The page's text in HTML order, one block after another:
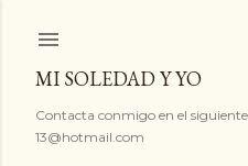
MI SOLEDAD Y YO
Contacta conmigo en el
13@hotmail.com